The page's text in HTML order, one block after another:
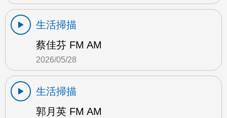
生活掃描
蔡佳芬 FM AM
2026/05/28
生活掃描
郭月英 FM AM